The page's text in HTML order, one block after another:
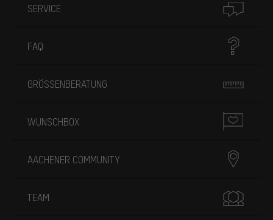
SERVICE
FAQ
GRÖSSENBERATUNG
WUNSCHBOX
AACHENER COMMUNITY
TEAM